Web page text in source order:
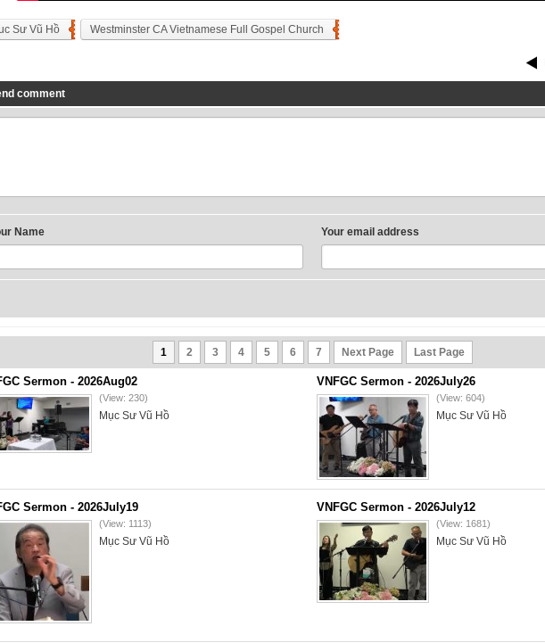
Sư Vũ Hồ Westminster CA Vietnamese Full Gospel Church
comment
Name Your email address
1 2 3 4 5 6 7 Next Page Last Page
Sermon - 2026Aug02
(View: 230)
Mục Sư Vũ Hồ
VNFGC Sermon - 2026July26
(View: 604)
Mục Sư Vũ Hồ
Sermon - 2026July19
(View: 1113)
Mục Sư Vũ Hồ
VNFGC Sermon - 2026July12
(View: 1681)
Mục Sư Vũ Hồ